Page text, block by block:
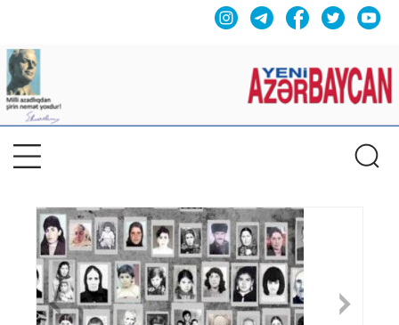
Previous